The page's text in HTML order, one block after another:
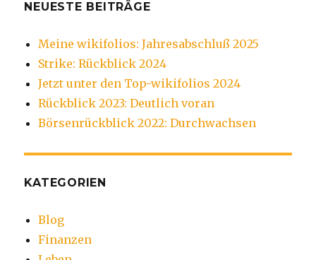
NEUESTE BEITRÄGE
Meine wikifolios: Jahresabschluß 2025
Strike: Rückblick 2024
Jetzt unter den Top-wikifolios 2024
Rückblick 2023: Deutlich voran
Börsenrückblick 2022: Durchwachsen
KATEGORIEN
Blog
Finanzen